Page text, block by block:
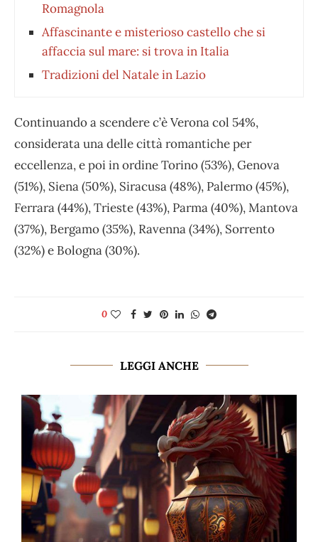
Romagnola
Affascinante e misterioso castello che si
affaccia sul mare: si trova in Italia
Tradizioni del Natale in Lazio
Continuando a scendere c’è Verona col 54%,
considerata una delle città romantiche per
eccellenza, e poi in ordine Torino (53%), Genova
(51%), Siena (50%), Siracusa (48%), Palermo (45%),
Ferrara (44%), Trieste (43%), Parma (40%), Mantova
(37%), Bergamo (35%), Ravenna (34%), Sorrento
(32%) e Bologna (30%).
0
LEGGI ANCHE